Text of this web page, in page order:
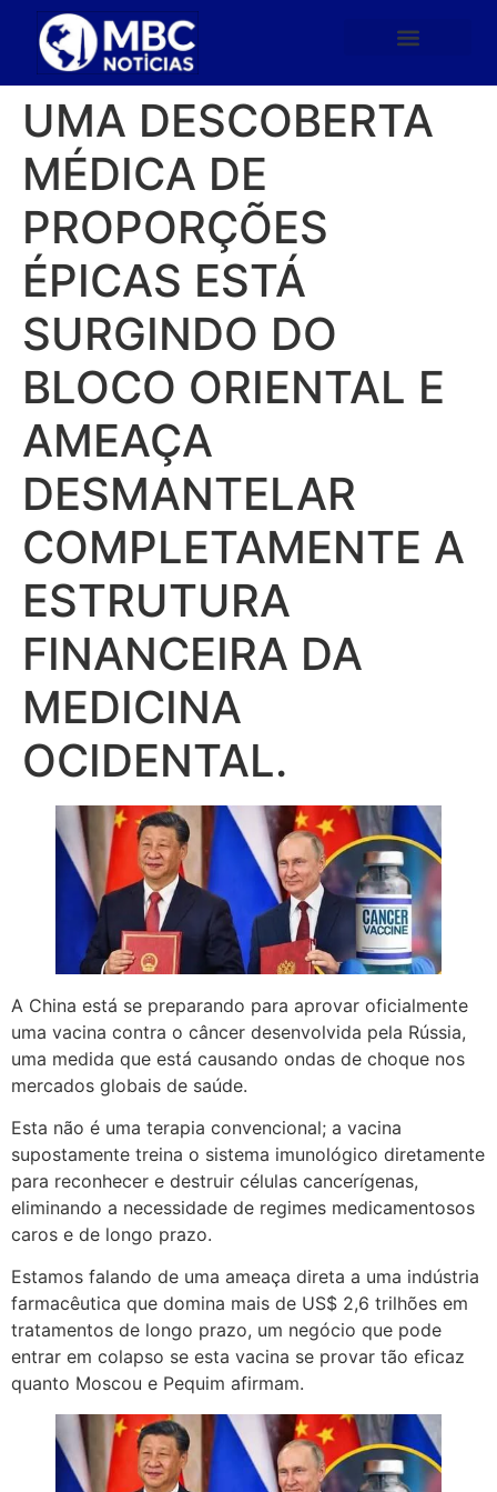
UMA DESCOBERTA
MÉDICA DE
PROPORÇÕES
ÉPICAS ESTÁ
SURGINDO DO
BLOCO ORIENTAL E
AMEAÇA
DESMANTELAR
COMPLETAMENTE A
ESTRUTURA
FINANCEIRA DA
MEDICINA
OCIDENTAL.
A China está se preparando para aprovar oficialmente
uma vacina contra o câncer desenvolvida pela Rússia,
uma medida que está causando ondas de choque nos
mercados globais de saúde.
Esta não é uma terapia convencional; a vacina
supostamente treina o sistema imunológico diretamente
para reconhecer e destruir células cancerígenas,
eliminando a necessidade de regimes medicamentosos
caros e de longo prazo.
Estamos falando de uma ameaça direta a uma indústria
farmacêutica que domina mais de US$ 2,6 trilhões em
tratamentos de longo prazo, um negócio que pode
entrar em colapso se esta vacina se provar tão eficaz
quanto Moscou e Pequim afirmam.